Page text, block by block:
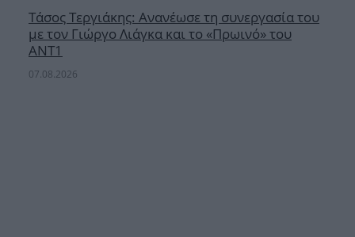
Τάσος Τεργιάκης: Ανανέωσε τη συνεργασία του
με τον Γιώργο Λιάγκα και το «Πρωινό» του
ΑΝΤ1
07.08.2026